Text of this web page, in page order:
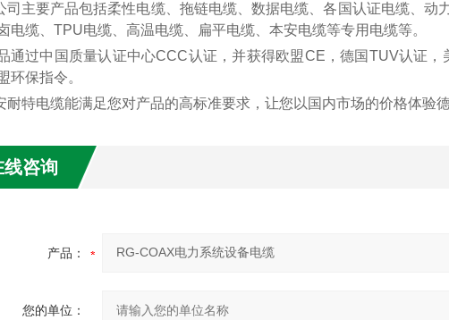
司主要产品包括柔性电缆、拖链电缆、数据电缆、各国认证电缆、动
电缆、TPU电缆、高温电缆、扁平电缆、本安电缆等专用电缆等。
通过中国质量认证中心CCC认证，并获得欧盟CE，德国TUV认证
环保指令。
耐特电缆能满足您对产品的高标准要求，让您以国内市场的价格体验
线咨询
产品：
您的单位：